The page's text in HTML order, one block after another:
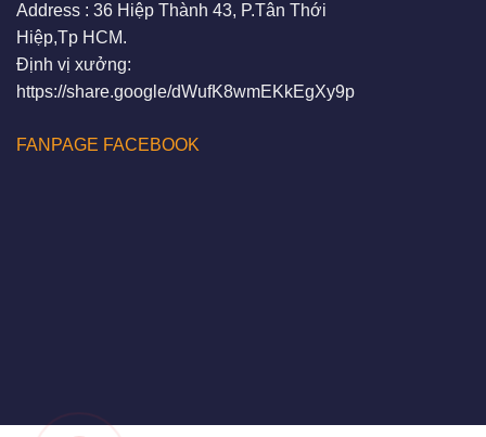
Address : 36 Hiệp Thành 43, P.Tân Thới
Hiệp,Tp HCM.
Định vị xưởng:
https://share.google/dWufK8wmEKkEgXy9p
FANPAGE FACEBOOK